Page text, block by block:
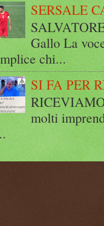
SERSALE
Gallo La
chi...
SI FA PER
molti